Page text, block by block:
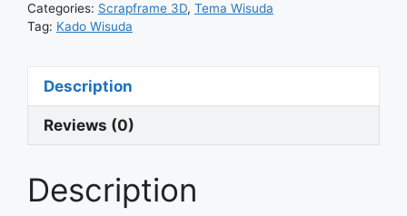
Categories: Scrapframe 3D, Tema Wisuda
Tag: Kado Wisuda
Description
Reviews (0)
Description